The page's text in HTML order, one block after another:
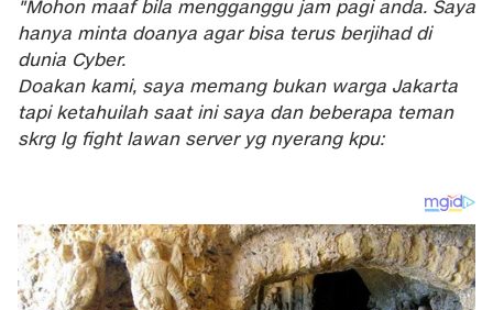
"Mohon maaf bila mengganggu jam pagi anda. Saya
hanya minta doanya agar bisa terus berjihad di
dunia Cyber.
Doakan kami, saya memang bukan warga Jakarta
tapi ketahuilah saat ini saya dan beberapa teman
skrg lg fight lawan server yg nyerang kpu: